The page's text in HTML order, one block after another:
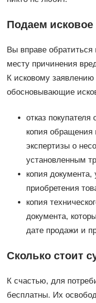
Подаем исковое
Вы вправе обратиться
месту причинения
К исковому заявлению
обосновывающие
отказ
копия обращения
экспертизы о
установленным
копия
приобретения
копия
документа,
дате продажи и
Сколько стоит
К счастью, для
бесплатны. Их